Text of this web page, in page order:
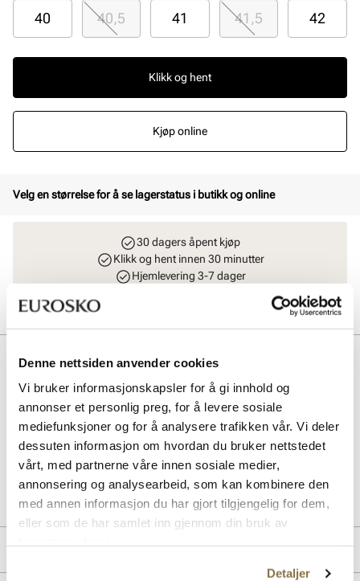
Denne nettsiden anvender cookies
Vi bruker informasjonskapsler for å gi innhold og
annonser et personlig preg, for å levere sosiale
mediefunksjoner og for å analysere trafikken vår. Vi deler
dessuten informasjon om hvordan du bruker nettstedet
vårt, med partnerne våre innen sosiale medier,
annonsering og analysearbeid, som kan kombinere den
med annen informasjon du har gjort tilgjengelig for dem,
eller som de har samlet inn gjennom din bruk av
Detaljer
40 40,5 41 41,5 42
Klikk og hent
Kjøp online
Velg en størrelse for å se lagerstatus i butikk og online
30 dagers åpent kjøp
Klikk og hent innen 30 minutter
Hjemlevering 3-7 dager
Beskrivelse
Skechers ULTRA FLEX 3.0 - NEVER BETTER er en lett og fleksibel
sandal for dame, med justerbare stropper som gir optimal
passform. Den myke sålen sikrer komfort hele dagen, perfekt for
aktive sommerdager med stil og funksjonalitet.
41763416
Lev. art. nr
119975
Merke